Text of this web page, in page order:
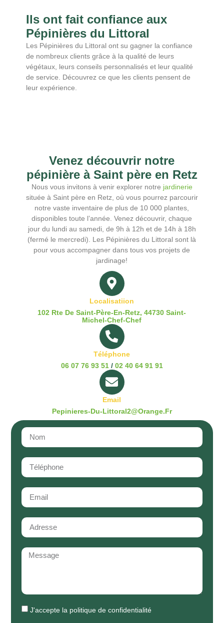
Ils ont fait confiance aux
Pépinières du Littoral
Les Pépinières du Littoral ont su gagner la confiance
de nombreux clients grâce à la qualité de leurs
végétaux, leurs conseils personnalisés et leur qualité
de service. Découvrez ce que les clients pensent de
leur expérience.
Venez découvrir notre
pépinière à Saint père en Retz
Nous vous invitons à venir explorer notre jardinerie
située à Saint père en Retz, où vous pourrez parcourir
notre vaste inventaire de plus de 10 000 plantes,
disponibles toute l’année. Venez découvrir, chaque
jour du lundi au samedi, de 9h à 12h et de 14h à 18h
(fermé le mercredi). Les Pépinières du Littoral sont là
pour vous accompagner dans tous vos projets de
jardinage!
Localisatiion
102 Rte De Saint-Père-En-Retz, 44730 Saint-
Michel-Chef-Chef
Téléphone
06 07 76 93 51/ 02 40 64 91 91
Email
Pepinieres-Du-Littoral2@orange.fr
J'accepte la politique de confidentialité